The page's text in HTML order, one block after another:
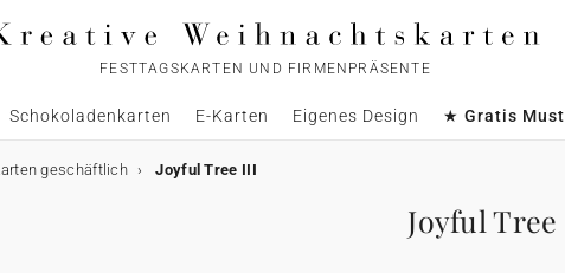
FESTTAGSKARTEN UND FIRMENPRÄSENTE
Schokoladenkarten E-Karten Eigenes Design ★ Gratis
geschäftlich Joyful Tree III
Joyful